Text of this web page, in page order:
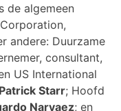
de algemeen
andere: Duurzame
consultant,
US International
Patrick Starr; Hoofd
Narvaez; en